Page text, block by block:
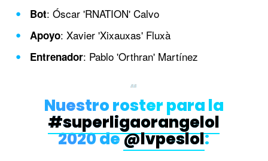
Bot: Óscar 'RNATION' Calvo
Apoyo: Xavier 'Xixauxas' Fluxà
Entrenador: Pablo 'Orthran' Martínez
Nuestro roster para la
#superligaorangelol
2020 de@lvpeslol: